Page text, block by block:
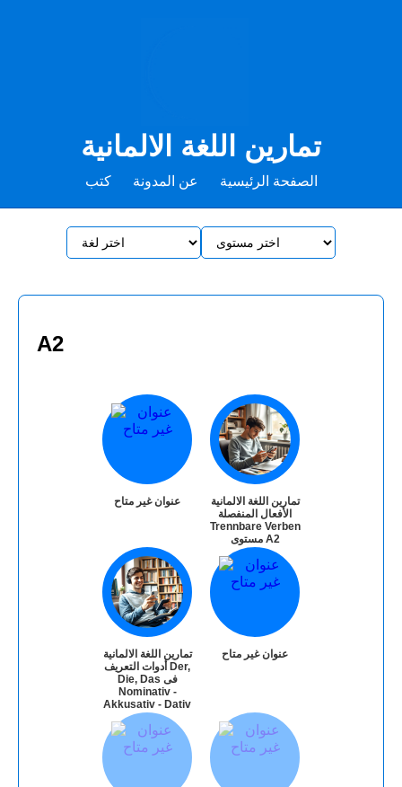
تمارين اللغة الالمانية
الصفحة الرئيسية عن المدونة كتب
A2
عنوان غير متاح
تمارين اللغة الالمانية
الأفعال المنفصلة
Trennbare Verben
مستوى A2
تمارين اللغة الالمانية
أدوات التعريف Der,
Die, Das فى
Nominativ -
Akkusativ - Dativ
عنوان غير متاح